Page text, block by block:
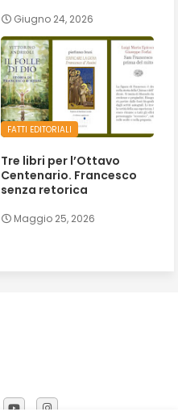
Giugno 24, 2026
FATTI EDITORIALI
Tre libri per l’Ottavo
Centenario. Francesco
senza retorica
Maggio 25, 2026